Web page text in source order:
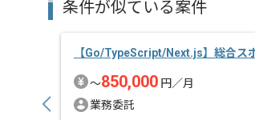
条件が似ている案件
【Go/TypeScript/Next.js】総合ス
〜850,000 円／月
業務委託